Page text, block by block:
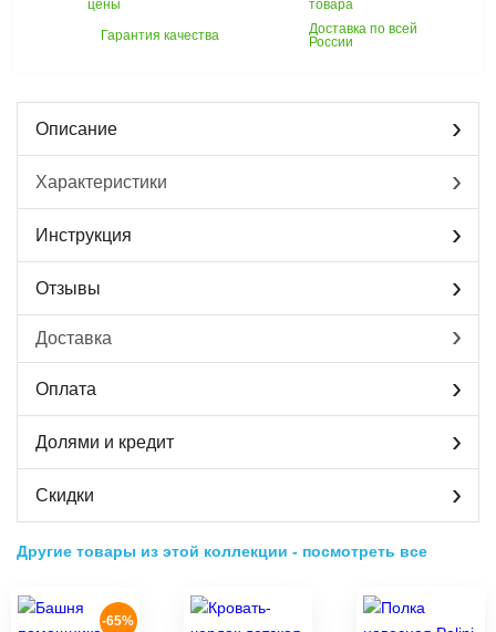
цены
товара
Гарантия качества
Доставка по всей
России
Описание
Характеристики
Инструкция
Отзывы
Доставка
Оплата
Долями и кредит
Скидки
Другие товары из этой коллекции - посмотреть все
-65%